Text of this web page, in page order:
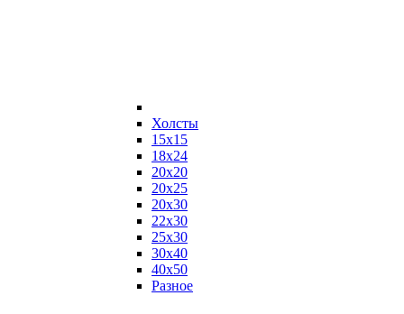
Холсты
15х15
18х24
20х20
20х25
20х30
22х30
25х30
30х40
40х50
Разное